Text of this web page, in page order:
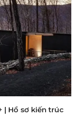
| Hồ sơ kiến ​​trúc